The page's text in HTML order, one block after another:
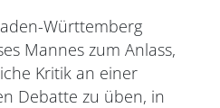
Württemberg
Mannes zum Anlass,
Kritik an einer
Debatte zu üben, in